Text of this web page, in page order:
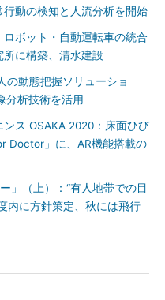
動の検知と人流分析を開始
ボット・自動運転車の統合
に構築、清水建設
の動態把握ソリューショ
分析技術を活用
ンス OSAKA 2020：床面ひび
Doctor」に、AR機能搭載の
」（上）：“有人地帯での目
内に方針策定、秋には飛行